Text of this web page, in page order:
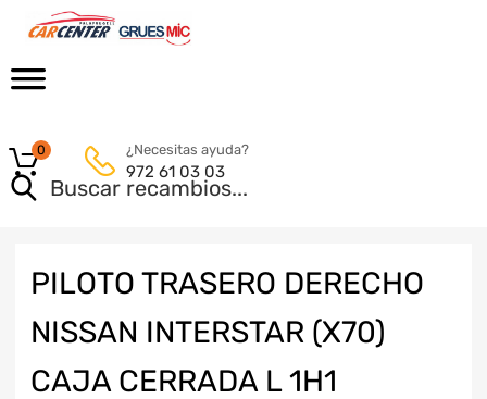
¿Necesitas ayuda?
972 61 03 03
0
PILOTO TRASERO DERECHO
NISSAN INTERSTAR (X70)
CAJA CERRADA L 1H1